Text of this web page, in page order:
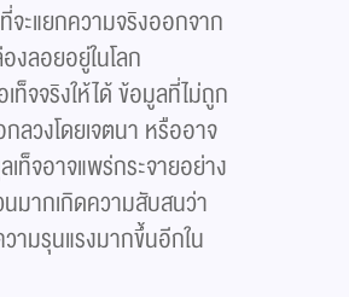
ะแยกความจริงออกจาก
งลอยอยู่ในโลก
ท็จจริงให้ได้ ข้อมูลที่ไม่ถูก
ลวงโดยเจตนา หรืออาจ
ท็จอาจแพร่กระจายอย่าง
นมากเกิดความสับสนว่า
วามรุนแรงมากขึ้นอีกใน